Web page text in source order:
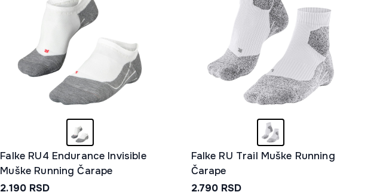
Falke RU4 Endurance Invisible
Muške Running Čarape
2.190 RSD
Falke RU Trail Muške Running
Čarape
2.790 RSD